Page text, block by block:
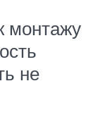
монтажу
не